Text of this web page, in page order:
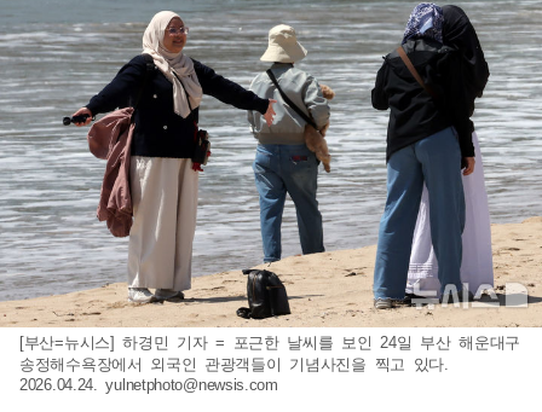
[부산=뉴시스] 하경민 기자 = 포근한 날씨를 보인 24일 부산 해운대구
송정해수욕장에서 외국인 관광객들이 기념사진을 찍고 있다.
2026.04.24.yulnetphoto@newsis.com